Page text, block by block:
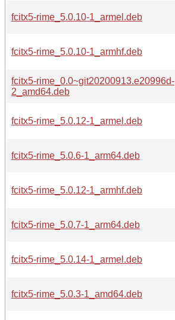
fcitx5-rime_5.0.10-1_armel.deb
fcitx5-rime_5.0.10-1_armhf.deb
fcitx5-rime_0.0~git20200913.e20996d-
2_amd64.deb
fcitx5-rime_5.0.12-1_armel.deb
fcitx5-rime_5.0.6-1_arm64.deb
fcitx5-rime_5.0.12-1_armhf.deb
fcitx5-rime_5.0.7-1_arm64.deb
fcitx5-rime_5.0.14-1_armel.deb
fcitx5-rime_5.0.3-1_amd64.deb